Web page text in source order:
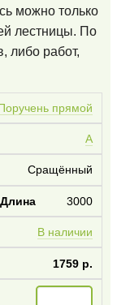
можно только
лестницы. По
либо работ,
прямой
А
Сращённый
3000
В наличии
1759 р.